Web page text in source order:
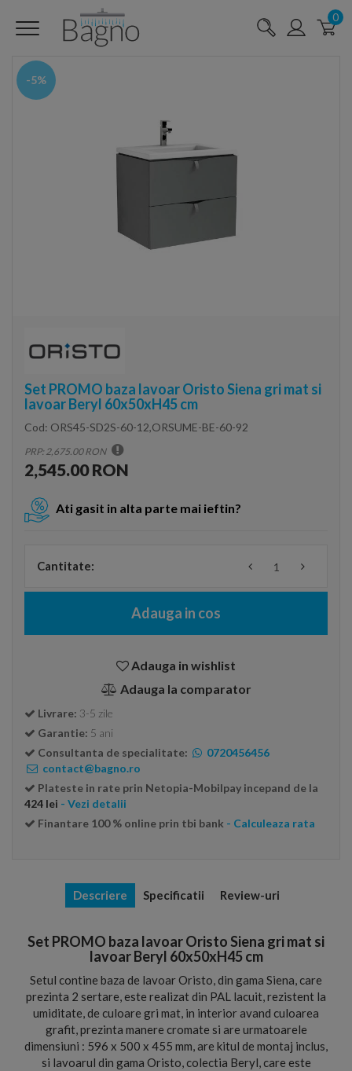
0
-5%
Set PROMO baza lavoar Oristo Siena gri mat si
lavoar Beryl 60x50xH45 cm
Cod: ORS45-SD2S-60-12,ORSUME-BE-60-92
PRP: 2,675.00 RON
2,545.00 RON
Ati gasit in alta parte mai ieftin?
Cantitate:
Adauga in cos
Adauga in wishlist
Adauga la comparator
Livrare: 3-5 zile
Garantie: 5 ani
Consultanta de specialitate:
0720456456
contact@bagno.ro
Plateste in rate prin Netopia-Mobilpay incepand de la
424 lei - Vezi detalii
Finantare 100 % online prin tbi bank - Calculeaza rata
Descriere Specificatii Review-uri
Set PROMO baza lavoar Oristo Siena gri mat si
lavoar Beryl 60x50xH45 cm
Setul contine baza de lavoar Oristo, din gama Siena, care
prezinta 2 sertare, este realizat din PAL lacuit, rezistent la
umiditate, de culoare gri mat, in interior avand culoarea
grafit, prezinta manere cromate si are urmatoarele
dimensiuni : 596 x 500 x 455 mm, are kitul de montaj inclus,
si lavoarul din gama Oristo, colectia Beryl, care este